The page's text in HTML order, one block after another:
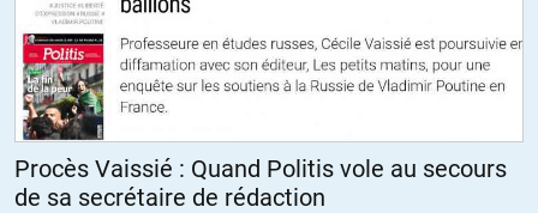
Procès Vaissié : Quand Politis vole au secours
de sa secrétaire de rédaction